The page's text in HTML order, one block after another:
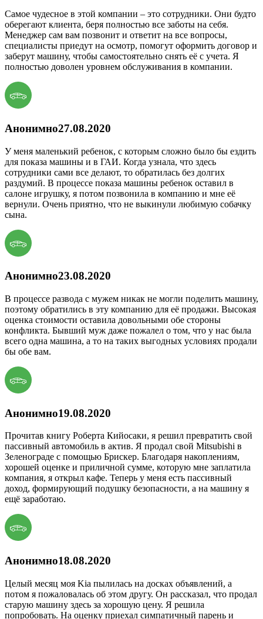
Самое чудесное в этой компании – это сотрудники. Они будто
оберегают клиента, беря полностью все заботы на себя.
Менеджер сам вам позвонит и ответит на все вопросы,
специалисты приедут на осмотр, помогут оформить договор и
заберут машину, чтобы самостоятельно снять её с учета. Я
полностью доволен уровнем обслуживания в компании.
Анонимно27.08.2020
У меня маленький ребенок, с которым сложно было бы ездить
для показа машины и в ГАИ. Когда узнала, что здесь
сотрудники сами все делают, то обратилась без долгих
раздумий. В процессе показа машины ребенок оставил в
салоне игрушку, я потом позвонила в компанию и мне её
вернули. Очень приятно, что не выкинули любимую собачку
сына.
Анонимно23.08.2020
В процессе развода с мужем никак не могли поделить машину,
поэтому обратились в эту компанию для её продажи. Высокая
оценка стоимости оставила довольными обе стороны
конфликта. Бывший муж даже пожалел о том, что у нас была
всего одна машина, а то на таких выгодных условиях продали
бы обе вам.
Анонимно19.08.2020
Прочитав книгу Роберта Кийосаки, я решил превратить свой
пассивный автомобиль в актив. Я продал свой Mitsubishi в
Зеленограде с помощью Брискер. Благодаря накоплениям,
хорошей оценке и приличной сумме, которую мне заплатила
компания, я открыл кафе. Теперь у меня есть пассивный
доход, формирующий подушку безопасности, а на машину я
ещё заработаю.
Анонимно18.08.2020
Целый месяц моя Kia пылилась на досках объявлений, а
потом я пожаловалась об этом другу. Он рассказал, что продал
старую машину здесь за хорошую цену. Я решила
попробовать. На оценку приехал симпатичный парень и